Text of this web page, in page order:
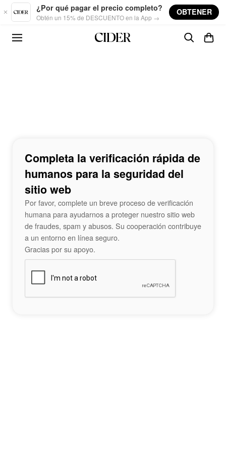
Skip to main content
¿Por qué pagar el precio completo?
Obtén un 15% de DESCUENTO en la App →
OBTENER
Completa la verificación rápida de
humanos para la seguridad del
sitio web
Por favor, complete un breve proceso de verificación
humana para ayudarnos a proteger nuestro sitio web
de fraudes, spam y abusos. Su cooperación contribuye
a un entorno en línea seguro.
Gracias por su apoyo.